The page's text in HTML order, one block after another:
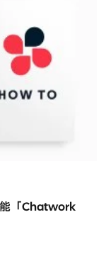
「Chatwork